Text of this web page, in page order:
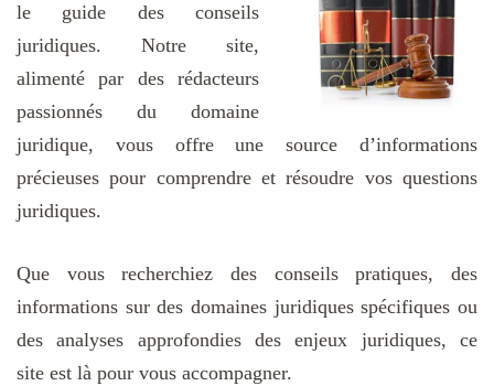
le guide des conseils
juridiques. Notre site,
alimenté par des rédacteurs
passionnés du domaine
juridique, vous offre une source d’informations
précieuses pour comprendre et résoudre vos questions
juridiques.
Que vous recherchiez des conseils pratiques, des
informations sur des domaines juridiques spécifiques ou
des analyses approfondies des enjeux juridiques, ce
site est là pour vous accompagner.